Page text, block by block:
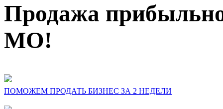
Продажа
МО!
ПОМОЖЕМ ПРОДАТЬ БИЗНЕС ЗА 2 НЕДЕЛИ